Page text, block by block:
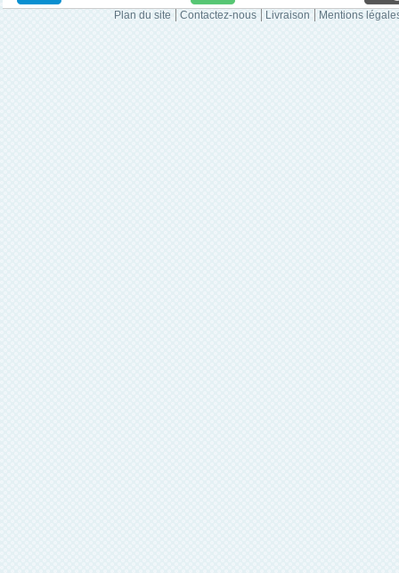
Plan du site Contactez-nous Livraison Mentions